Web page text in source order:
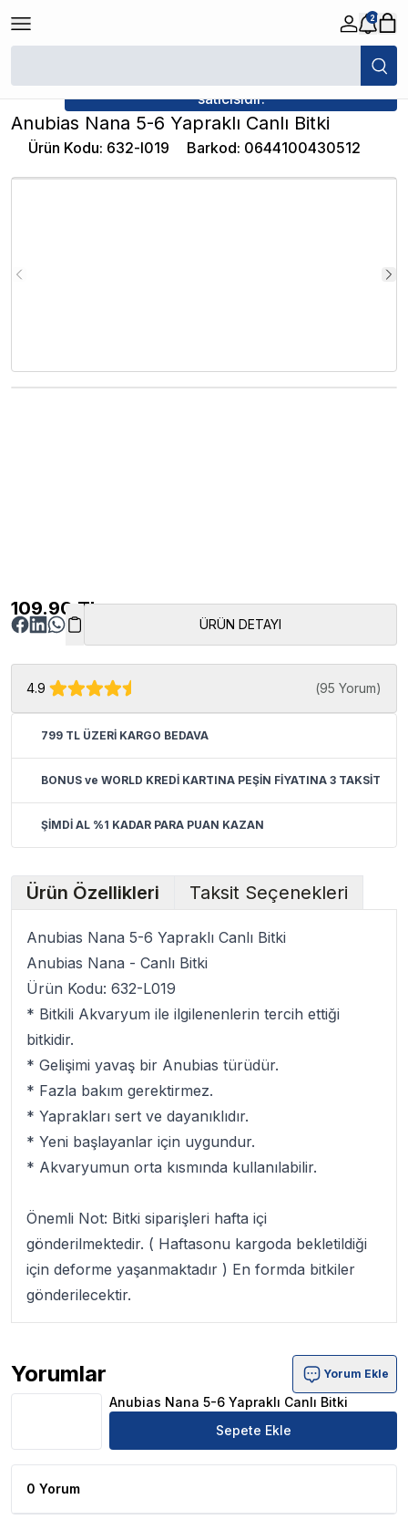
2
/
satıcısıdır.
Anubias Nana 5-6 Yapraklı Canlı Bitki
Ürün Kodu: 632-l019 Barkod: 0644100430512
109.90 TL
ÜRÜN DETAYI
4.9 (95 Yorum)
799 TL ÜZERİ KARGO BEDAVA
BONUS ve WORLD KREDİ KARTINA PEŞİN FİYATINA 3 TAKSİT
ŞİMDİ AL %1 KADAR PARA PUAN KAZAN
Ürün Özellikleri Taksit Seçenekleri
Anubias Nana 5-6 Yapraklı Canlı Bitki
Anubias Nana - Canlı Bitki
Ürün Kodu: 632-L019
* Bitkili Akvaryum ile ilgilenenlerin tercih ettiği
bitkidir.
* Gelişimi yavaş bir Anubias türüdür.
* Fazla bakım gerektirmez.
* Yaprakları sert ve dayanıklıdır.
* Yeni başlayanlar için uygundur.
* Akvaryumun orta kısmında kullanılabilir.
Önemli Not: Bitki siparişleri hafta içi
gönderilmektedir. ( Haftasonu kargoda bekletildiği
için deforme yaşanmaktadır ) En formda bitkiler
gönderilecektir.
Yorumlar
Anubias Nana 5-6 Yapraklı Canlı Bitki Ürün Yorumları
Yorum Ekle
Anubias Nana 5-6 Yapraklı Canlı Bitki
Sepete Ekle
0 Yorum